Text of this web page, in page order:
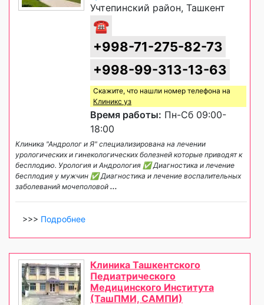
Учтепинский район, Ташкент
☎
+998-71-275-82-73
+998-99-313-13-63
Скажите, что нашли номер телефона на
Клиникс уз
Время работы: Пн-Сб 09:00-
18:00
Клиника "Андролог и Я" специализирована на лечении
урологических и гинекологических болезней которые приводят к
бесплодию. Урология и Андрология ✅ Диагностика и лечение
бесплодия у мужчин ✅ Диагностика и лечение воспалительных
заболеваний мочеполовой ...
>>> Подробнее
Клиника Ташкентского
Педиатрического
Медицинского Института
(ТашПМИ, САМПИ)